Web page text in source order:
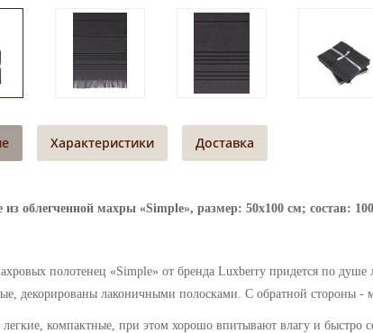
Характеристики Доставка
из облегченной махры «Simple», размер: 50х100 см; состав:
полотенец «Simple» от бренда Luxberry придется по
декорированы лаконичными полосками. С обратной стороны -
компактные, при этом хорошо впитывают влагу и быстро